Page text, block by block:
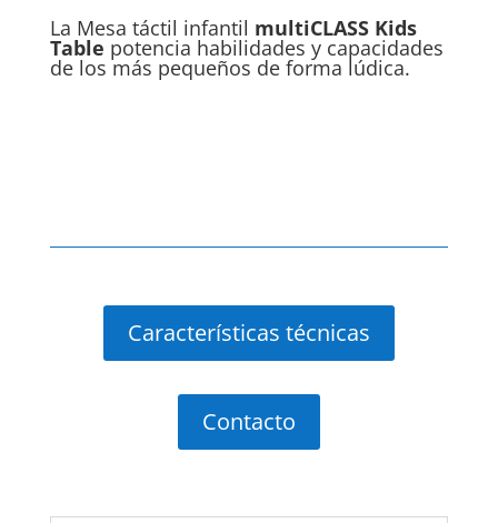
La Mesa táctil infantil multiCLASS Kids
Table potencia habilidades y capacidades
de los más pequeños de forma lúdica.
Características técnicas
Contacto